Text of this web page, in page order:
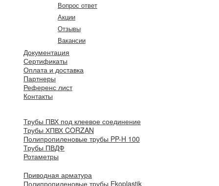
Вопрос ответ
Акции
Отзывы
Вакансии
Документация
Сертификаты
Оплата и доставка
Партнеры
Референс лист
Контакты
Трубы ПВХ под клеевое соединение
Трубы ХПВХ CORZAN
Полипропиленовые трубы PP-H 100
Трубы ПВДФ
Ротаметры
Приводная арматура
Полипропиленовые трубы Ekoplastik